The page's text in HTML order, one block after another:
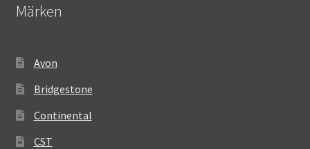
Märken
Avon
Bridgestone
Continental
CST